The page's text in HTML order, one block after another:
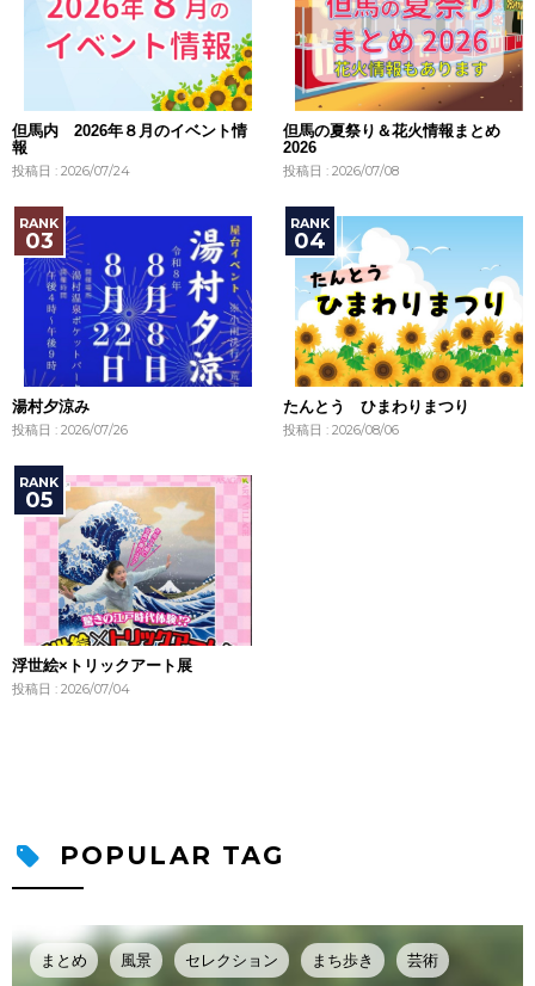
但馬内 2026年８月のイベント情
報
投稿日 : 2026/07/24
但馬の夏祭り＆花火情報まとめ
2026
投稿日 : 2026/07/08
湯村夕涼み
投稿日 : 2026/07/26
たんとう ひまわりまつり
投稿日 : 2026/08/06
浮世絵×トリックアート展
投稿日 : 2026/07/04
POPULAR TAG
まとめ 風景 セレクション まち歩き 芸術